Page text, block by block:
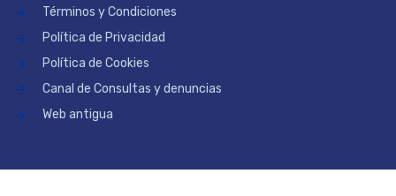
Términos y Condiciones
Política de Privacidad
Política de Cookies
Canal de Consultas y denuncias
Web antigua